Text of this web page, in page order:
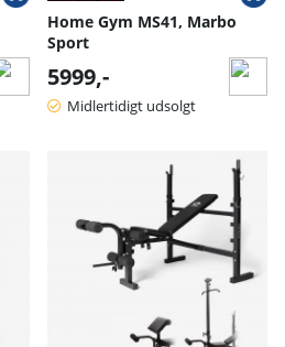
Home Gym MS41, Marbo
Sport
5999,-
Midlertidigt udsolgt